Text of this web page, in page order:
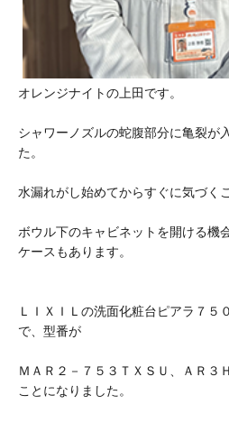
オレンジナイトの上田です。
シャワーノズルの蛇腹部分に亀裂が
た。
水漏れがし始めてからすぐに気づく
ボウル下のキャビネットを開ける機
ケースもあります。
ＬＩＸＩＬの洗面化粧台ピアラ７５
で、型番が
ＭＡＲ２－７５３ＴＸＳＵ、ＡＲ３
ことになりました。